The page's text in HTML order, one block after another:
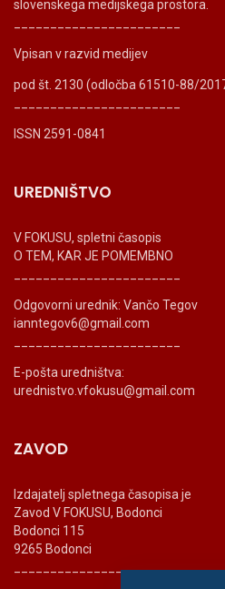
slovenskega medijskega prostora.
Vpisan v razvid medijev
pod št. 2130 (odločba 61510-88/
ISSN 2591-0841
UREDNIŠTVO
V FOKUSU, spletni časopis
O TEM, KAR JE POMEMBNO
Odgovorni urednik: Vančo Tegov
ianntegov6@gmail.com
E-pošta uredništva:
urednistvo.vfokusu@gmail.com
ZAVOD
Izdajatelj spletnega časopisa je
Zavod V FOKUSU, Bodonci
Bodonci 115
9265 Bodonci
_______________________